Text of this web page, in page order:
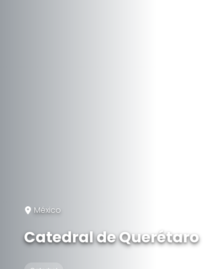
México
Catedral de Querétaro